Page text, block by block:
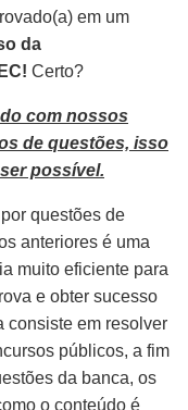
em um
da
Certo?
com nossos
de questões, isso
possível.
questões de
anteriores é uma
muito eficiente para
e obter sucesso
consiste em resolver
públicos, a fim
da banca, os
o conteúdo é